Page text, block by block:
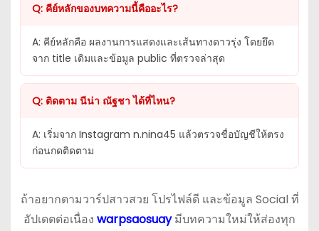
Q: คีย์หลักของบทความนี้คืออะไร?
A: คีย์หลักคือ ผลงานการแสดงและเส้นทางดาวรุ่ง โดยยึด
จาก title เดิมและข้อมูล public ที่ตรวจล่าสุด
Q: ติดตาม นีน่า ณัฐชา ได้ที่ไหน?
A: เริ่มจาก Instagram n.nina45 แล้วตรวจชื่อบัญชีให้ตรง
ก่อนกดติดตาม
ถ้าอยากตามวาร์ปสาวสวย โปรไฟล์ดี และข้อมูล Social ที่
อัปเดตต่อเนื่อง warpsaosuayมีบทความใหม่ให้ส่องทุก